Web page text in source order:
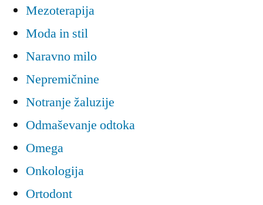
Mezoterapija
Moda in stil
Naravno milo
Nepremičnine
Notranje žaluzije
Odmaševanje odtoka
Omega
Onkologija
Ortodont